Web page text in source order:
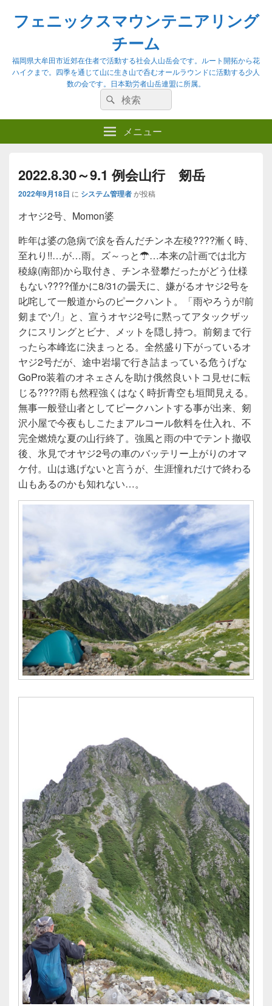
フェニックスマウンテニアリング
チーム
福岡県大牟田市近郊在住者で活動する社会人山岳会です。ルート開拓から花
ハイクまで。四季を通じて山に生き山で呑むオールラウンドに活動する少人
数の会です。日本勤労者山岳連盟に所属。
検
索:
検
索
メニュー
2022.8.30～9.1 例会山行 剱岳
2022年9月18日 に システム管理者が投稿
オヤジ2号、Momon婆
昨年は婆の急病で涙を呑んだチンネ左稜????漸く時、
至れり!!…が…雨。ズ～っと☂…本来の計画では北方
稜線(南部)から取付き、チンネ登攀だったがどう仕様
もない????僅かに8/31の曇天に、嫌がるオヤジ2号を
叱咤して一般道からのピークハント。「雨やろうが!前
剱までゾ!」と、宣うオヤジ2号に黙ってアタックザッ
クにスリングとビナ、メットを隠し持つ。前剱まで行
ったら本峰迄に決まっとる。全然盛り下がっているオ
ヤジ2号だが、途中岩場で行き詰まっている危うげな
GoPro装着のオネェさんを助け俄然良いトコ見せに転
じる????雨も然程強くはなく時折青空も垣間見える。
無事一般登山者としてピークハントする事が出来、剱
沢小屋で今夜もしこたまアルコール飲料を仕入れ、不
完全燃焼な夏の山行終了。強風と雨の中でテント撤収
後、氷見でオヤジ2号の車のバッテリー上がりのオマ
ケ付。山は逃げないと言うが、生涯憧れだけで終わる
山もあるのかも知れない…。